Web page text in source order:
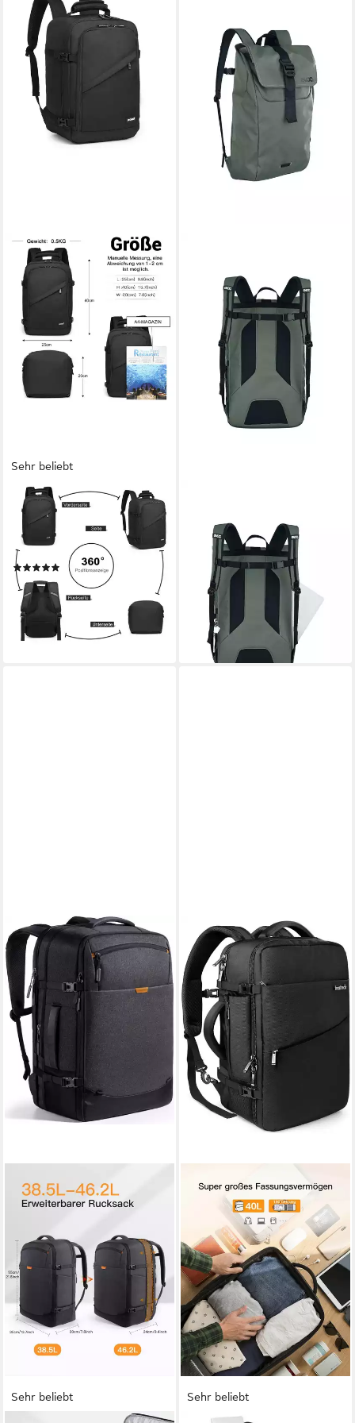
Sehr beliebt
KONO
Rucksack Handgepäck-
Rucksack mit vielen Fächern
Leichtgewicht
(39)
ab 22,59 € 65,99 €
-66%
lieferbar - in 2-3 Werktagen bei dir
BACKPACK 16 (Kein Set, 1-
tlg), mit vielen Fächern
ab 108,29 €
lieferbar - in 2-3 Werktagen bei dir
Sehr beliebt Sehr beliebt